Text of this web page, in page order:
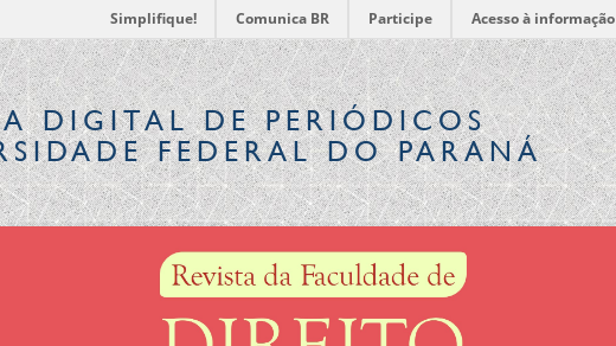
Simplifique! Comunica BR Participe Acesso à informação
DIGITALDE PERIÓDICOS
FEDERAL DO PARANÁ